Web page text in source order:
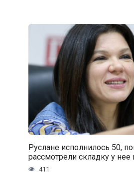
Руслане исполнилось 50,
рассмотрели складку у нее
411